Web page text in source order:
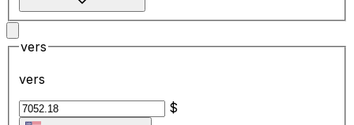
vers
vers
$